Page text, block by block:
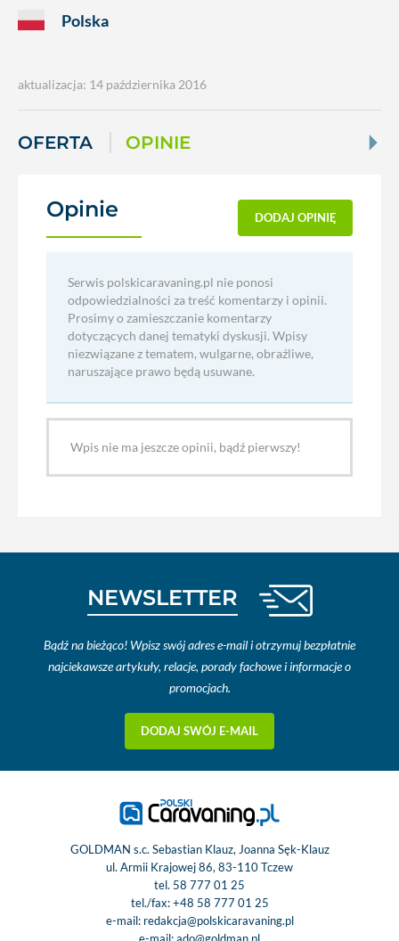
Polska
aktualizacja: 14 października 2016
OFERTA OPINIE
Opinie DODAJ OPINIĘ
Serwis polskicaravaning.pl nie ponosi
odpowiedzialności za treść komentarzy i opinii.
Prosimy o zamieszczanie komentarzy
dotyczących danej tematyki dyskusji. Wpisy
niezwiązane z tematem, wulgarne, obraźliwe,
naruszające prawo będą usuwane.
Wpis nie ma jeszcze opinii, bądź pierwszy!
NEWSLETTER
Bądź na bieżąco! Wpisz swój adres e-mail i otrzymuj bezpłatnie
najciekawsze artykuły, relacje, porady fachowe i informacje o
promocjach.
DODAJ SWÓJ E-MAIL
GOLDMAN s.c. Sebastian Klauz, Joanna Sęk-Klauz
ul. Armii Krajowej 86, 83-110 Tczew
tel. 58 777 01 25
tel./fax:+48 58 777 01 25
e-mail: redakcja@polskicaravaning.pl